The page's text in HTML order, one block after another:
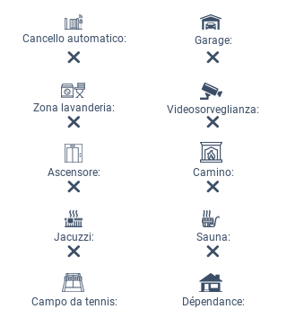
Cancello automatico:
Zona lavanderia:
Ascensore:
Jacuzzi:
Campo da tennis:
Garage:
Videosorveglianza:
Camino:
Sauna:
Dépendance: